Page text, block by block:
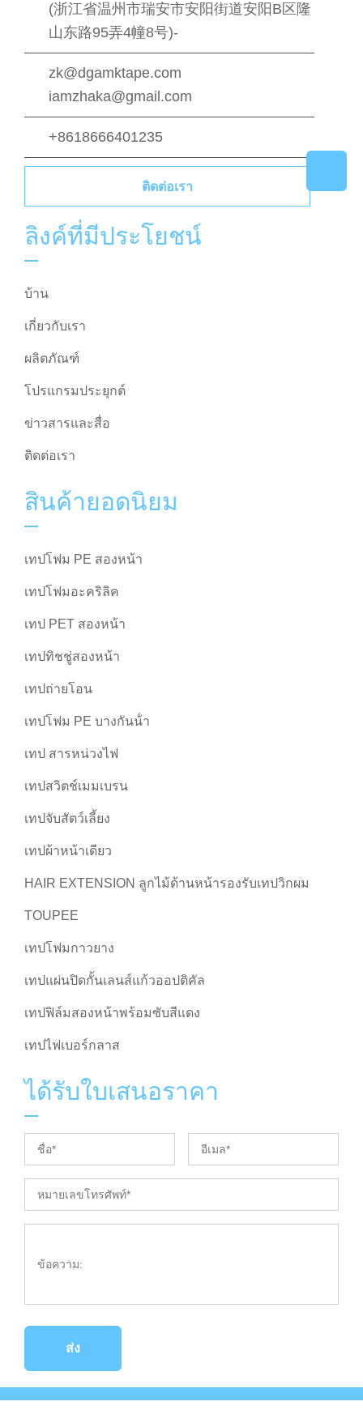
(浙江省温州市瑞安市安阳街道安阳B区隆
山东路95弄4幢8号)-
zk@dgamktape.com
iamzhaka@gmail.com
+8618666401235
ติดต่อเรา
ลิงค์ที่มีประโยชน์
บ้าน
เกี่ยวกับเรา
ผลิตภัณฑ์
โปรแกรมประยุกต์
ข่าวสารและสื่อ
ติดต่อเรา
สินค้ายอดนิยม
เทปโฟม PE สองหน้า
เทปโฟมอะคริลิค
เทป PET สองหน้า
เทปทิชชู่สองหน้า
เทปถ่ายโอน
เทปโฟม PE บางกันน้ํา
เทป สารหน่วงไฟ
เทปสวิตช์เมมเบรน
เทปจับสัตว์เลี้ยง
เทปผ้าหน้าเดียว
HAIR EXTENSION ลูกไม้ด้านหน้ารองรับเทปวิกผม
TOUPEE
เทปโฟมกาวยาง
เทปแผ่นปิดกั้นเลนส์แก้วออปติคัล
เทปฟิล์มสองหน้าพร้อมซับสีแดง
เทปไฟเบอร์กลาส
ได้รับใบเสนอราคา
ส่ง